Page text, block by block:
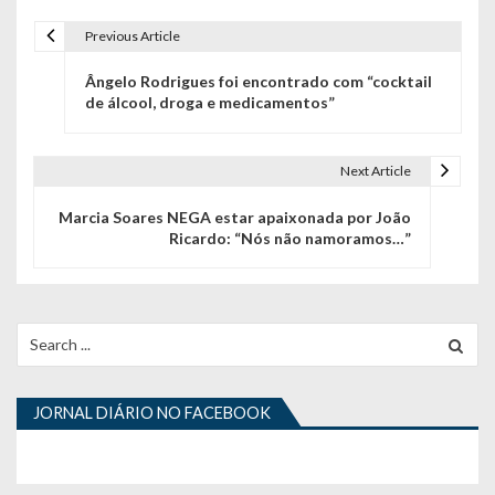
ã
o
d
Previous Article
Ângelo Rodrigues foi encontrado com “cocktail
de álcool, droga e medicamentos”
Next Article
Marcia Soares NEGA estar apaixonada por João
Ricardo: “Nós não namoramos…”
for:
JORNAL DIÁRIO NO FACEBOOK